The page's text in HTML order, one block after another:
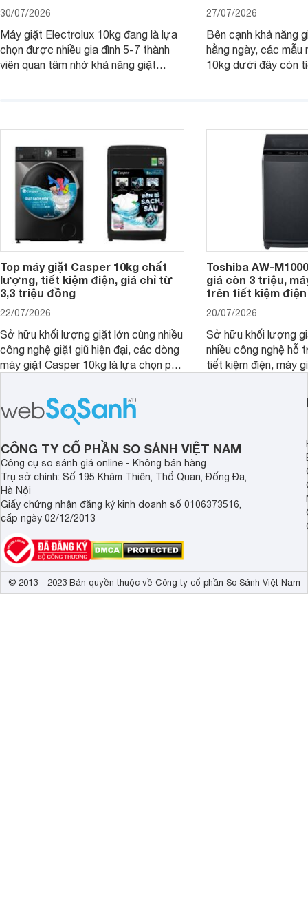
30/07/2026
Máy giặt Electrolux 10kg đang là lựa
chọn được nhiều gia đình 5-7 thành
viên quan tâm nhờ khả năng giặt
27/07/2026
Bên cạnh khả năng
hằng ngày, các mẫu
10kg dưới đây còn
Top máy giặt Casper 10kg chất
lượng, tiết kiệm điện, giá chỉ từ
3,3 triệu đồng
22/07/2026
Sở hữu khối lượng giặt lớn cùng nhiều
công nghệ giặt giũ hiện đại, các dòng
máy giặt Casper 10kg là lựa chọn phù
Toshiba AW-
giá còn 3 triệu,
trên tiết kiệm
20/07/2026
Sở hữu khối lượng
nhiều công nghệ hỗ
tiết kiệm điện, máy
nhắc cho các gia
bán hiện đã giảm
CÔNG TY CỔ PHẦN SO SÁNH VIỆT NAM
Công cụ so sánh giá online - Không bán hàng
Trụ sở chính: Số 195 Khâm Thiên, Thổ Quan, Đống Đa,
Hà Nội
Giấy chứng nhận đăng ký kinh doanh số 0106373516,
cấp ngày 02/12/2013
© 2013 - 2023 Bản quyền thuộc về Công ty cổ phần So Sánh Việt Nam